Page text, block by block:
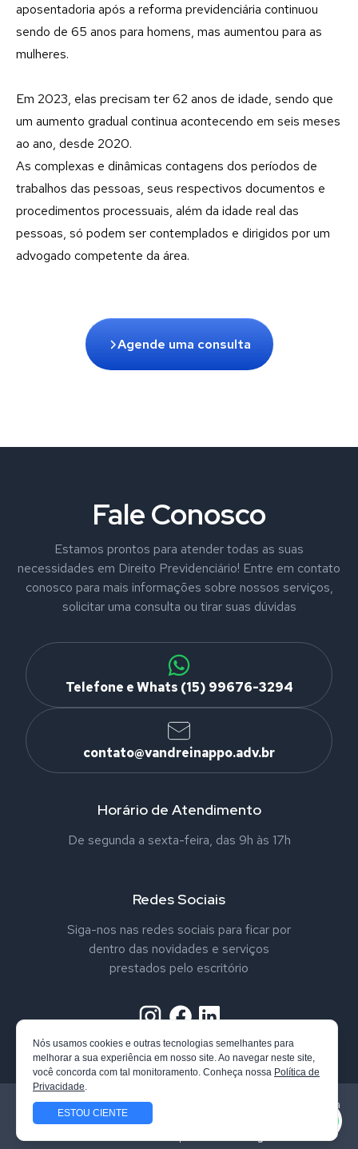
aposentadoria após a reforma previdenciária continuou
sendo de 65 anos para homens, mas aumentou para as
mulheres.
Em 2023, elas precisam ter 62 anos de idade, sendo que
um aumento gradual continua acontecendo em seis meses
ao ano, desde 2020.
As complexas e dinâmicas contagens dos períodos de
trabalhos das pessoas, seus respectivos documentos e
procedimentos processuais, além da idade real das
pessoas, só podem ser contemplados e dirigidos por um
advogado competente da área.
Agende uma consulta
Fale Conosco
Estamos prontos para atender todas as suas
necessidades em Direito Previdenciário! Entre em contato
conosco para mais informações sobre nossos serviços,
solicitar uma consulta ou tirar suas dúvidas
Telefone e Whats (15) 99676-3294
contato@vandreinappo.adv.br
Horário de Atendimento
De segunda a sexta-feira, das 9h às 17h
Redes Sociais
Siga-nos nas redes sociais para ficar por
dentro das novidades e serviços
prestados pelo escritório
Todos os direitos reservados. Vandrei Nappo Advogado. Confira
nossa
Política de Privacidade
Nós usamos cookies e outras tecnologias semelhantes para
melhorar a sua experiência em nosso site. Ao navegar neste site,
você concorda com tal monitoramento. Conheça nossa Política de
Privacidade.
ESTOU CIENTE